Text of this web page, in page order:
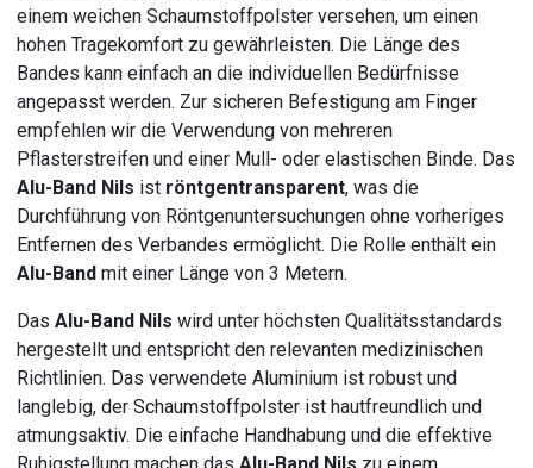
einem weichen Schaumstoffpolster versehen, um einen
hohen Tragekomfort zu gewährleisten. Die Länge des
Bandes kann einfach an die individuellen Bedürfnisse
angepasst werden. Zur sicheren Befestigung am Finger
empfehlen wir die Verwendung von mehreren
Pflasterstreifen und einer Mull- oder elastischen Binde. Das
Alu-Band Nils ist röntgentransparent, was die
Durchführung von Röntgenuntersuchungen ohne vorheriges
Entfernen des Verbandes ermöglicht. Die Rolle enthält ein
Alu-Band mit einer Länge von 3 Metern.
DasAlu-Band Nils wird unter höchsten Qualitätsstandards
hergestellt und entspricht den relevanten medizinischen
Richtlinien. Das verwendete Aluminium ist robust und
langlebig, der Schaumstoffpolster ist hautfreundlich und
atmungsaktiv. Die einfache Handhabung und die effektive
Ruhigstellung machen dasAlu-Band Nils zu einem